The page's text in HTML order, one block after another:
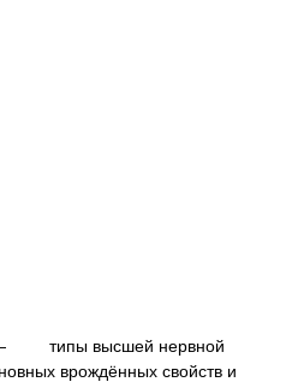
типы высшей нервной
врождённых свойств и